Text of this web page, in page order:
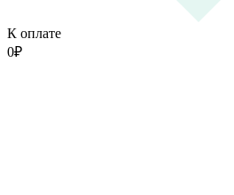
К оплате
0₽